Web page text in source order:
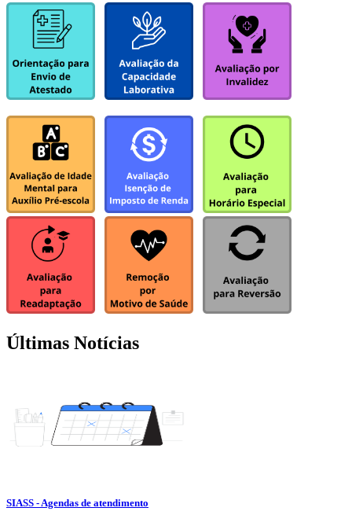
Últimas Notícias
SIASS - Agendas de atendimento